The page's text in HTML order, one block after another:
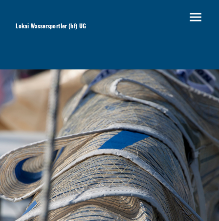
Lokai Wassersportler (hf) UG